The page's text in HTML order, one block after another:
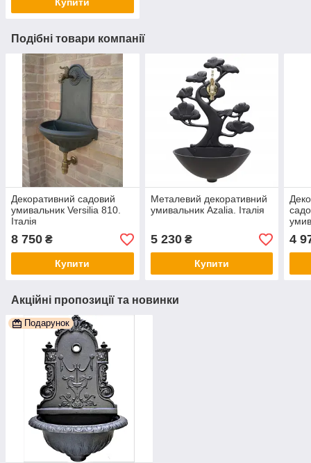
Подібні товари компанії
Декоративний садовий
умивальник Versilia 810.
Італія
8 750 ₴
Купити
Металевий декоративний
умивальник Azalia. Італія
5 230₴
Купити
4
Акційні пропозиції та новинки
Подарунок